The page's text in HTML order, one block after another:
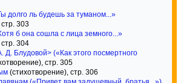
долго ль будешь за туманом...»
303
б она сошла с лица земного...»
304
Д. Блудовой> («Как этого посмертного
стр. 305
(стихотворение), стр. 306